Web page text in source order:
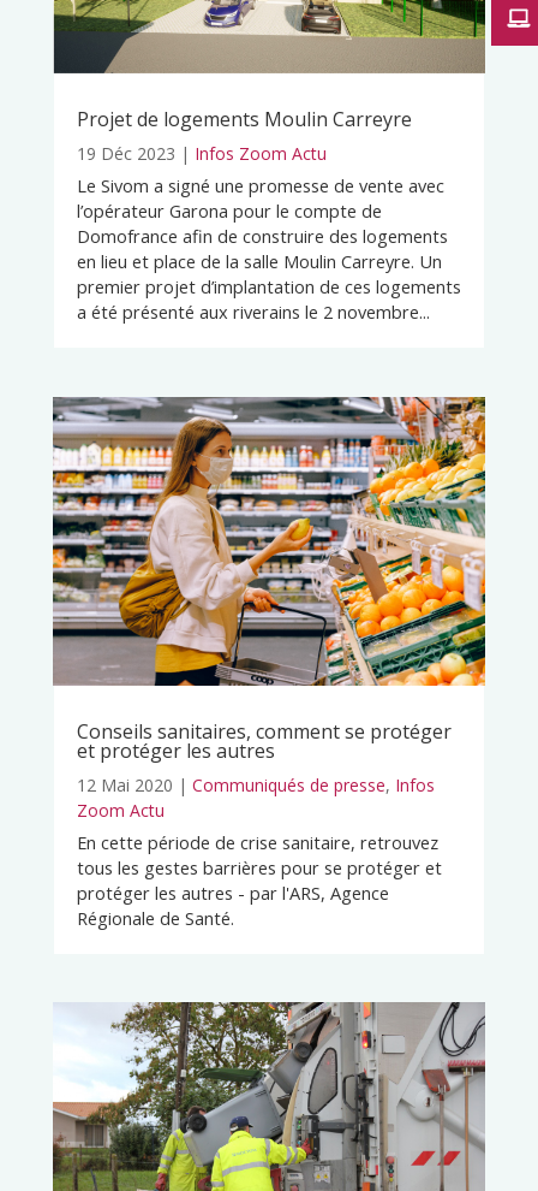
Projet de logements Moulin Carreyre
19 Déc 2023 | Infos Zoom Actu
Le Sivom a signé une promesse de vente avec
l’opérateur Garona pour le compte de
Domofrance afin de construire des logements
en lieu et place de la salle Moulin Carreyre. Un
premier projet d’implantation de ces logements
a été présenté aux riverains le 2 novembre...
Conseils sanitaires, comment se protéger
et protéger les autres
12 Mai 2020 | Communiqués de presse, Infos
Zoom Actu
En cette période de crise sanitaire, retrouvez
tous les gestes barrières pour se protéger et
protéger les autres - par l'ARS, Agence
Régionale de Santé.